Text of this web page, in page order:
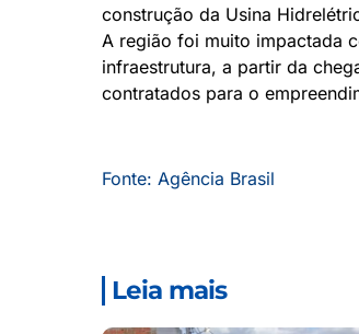
construção da Usina
A região foi muito impactada
infraestrutura, a partir da
contratados para o
Fonte: Agência Brasil
Leia mais